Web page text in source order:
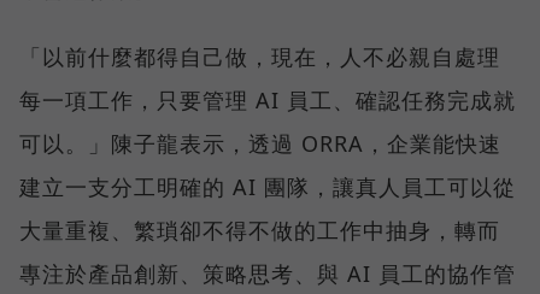
「以前什麼都得自己做，現在，人不必親自處理
每一項工作，只要管理 AI 員工、確認任務完成就
可以。」陳子龍表示，透過 ORRA，企業能快速
建立一支分工明確的 AI 團隊，讓真人員工可以從
大量重複、繁瑣卻不得不做的工作中抽身，轉而
專注於產品創新、策略思考、與 AI 員工的協作管